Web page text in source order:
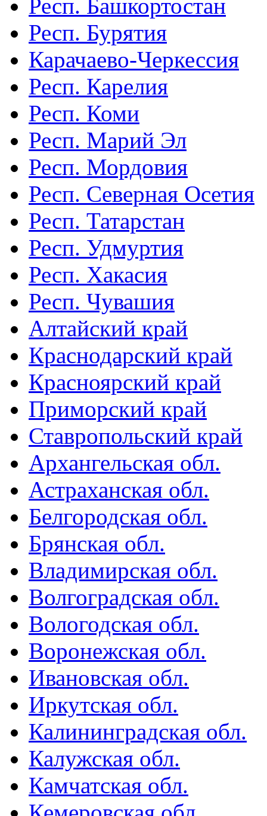
Респ. Башкортостан
Респ. Бурятия
Карачаево-Черкессия
Респ. Карелия
Респ. Коми
Респ. Марий Эл
Респ. Мордовия
Респ. Северная Осетия
Респ. Татарстан
Респ. Удмуртия
Респ. Хакасия
Респ. Чувашия
Алтайский край
Краснодарский край
Красноярский край
Приморский край
Ставропольский край
Архангельская обл.
Астраханская обл.
Белгородская обл.
Брянская обл.
Владимирская обл.
Волгоградская обл.
Вологодская обл.
Воронежская обл.
Ивановская обл.
Иркутская обл.
Калининградская обл.
Калужская обл.
Камчатская обл.